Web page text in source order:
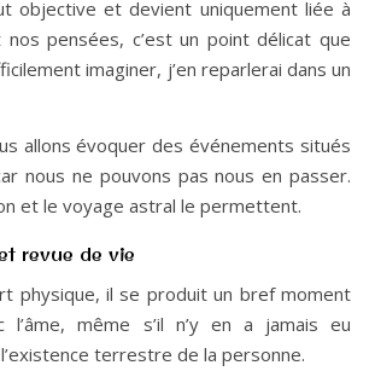
objective et devient uniquement liée à
pensées, c’est un point délicat que
imaginer, j’en reparlerai dans un
allons évoquer des événements situés
nous ne pouvons pas nous en passer.
et le voyage astral le permettent.
revue de vie
physique, il se produit un bref moment
l’âme, même s’il n’y en a jamais eu
terrestre de la personne.